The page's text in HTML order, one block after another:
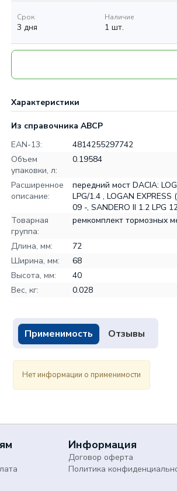
Срок
3 дня
Наличие
1 шт.
Характеристики
Из справочника ABCP
EAN-13:
4814255297742
Объем
упаковки, л:
0.19584
Расширенное
описание:
передний мост DACIA:
LPG/1.4 , LOGAN
09 -, SANDERO II 1.2 LPG
Товарная
группа:
ремкомплект тормозных
Длина, мм:
72
Ширина, мм:
68
Высота, мм:
40
Вес, кг:
0.028
Применимость Отзывы
Нет информации о применимости
Информация
Договор оферта
Политика